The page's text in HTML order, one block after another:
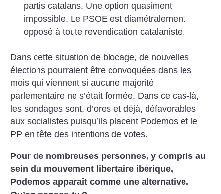
partis catalans. Une option quasiment
impossible. Le PSOE est diamétralement
opposé à toute revendication catalaniste.
Dans cette situation de blocage, de nouvelles
élections pourraient être convoquées dans les
mois qui viennent si aucune majorité
parlementaire ne s’était formée. Dans ce cas-là,
les sondages sont, d’ores et déjà, défavorables
aux socialistes puisqu’ils placent Podemos et le
PP en tête des intentions de votes.
Pour de nombreuses personnes, y compris au
sein du mouvement libertaire ibérique,
Podemos apparaît comme une alternative.